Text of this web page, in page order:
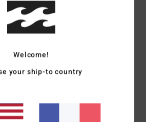
polyester en maille
un look vintage universitaire /
principale] 100% polyester
Welcome!
your ship-to country